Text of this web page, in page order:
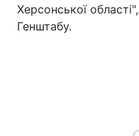
Херсонської
Генштабу.